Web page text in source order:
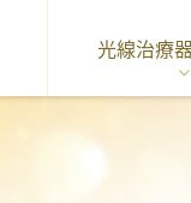
光線治療